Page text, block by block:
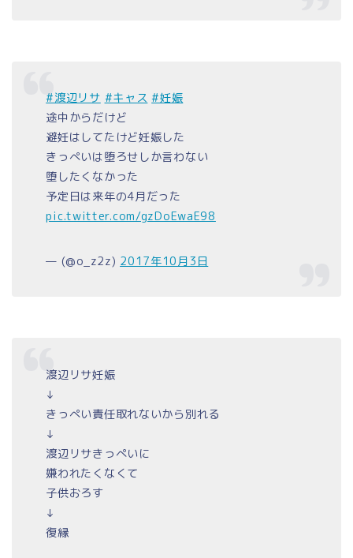
#渡辺リサ #キャス #妊娠
途中からだけど
避妊はしてたけど妊娠した
きっぺいは堕ろせしか言わない
堕したくなかった
予定日は来年の4月だった
pic.twitter.com/gzDoEwaE98
— (@o_z2z) 2017年10月3日
渡辺リサ妊娠
↓
きっぺい責任取れないから別れる
↓
渡辺リサきっぺいに
嫌われたくなくて
子供おろす
↓
復縁